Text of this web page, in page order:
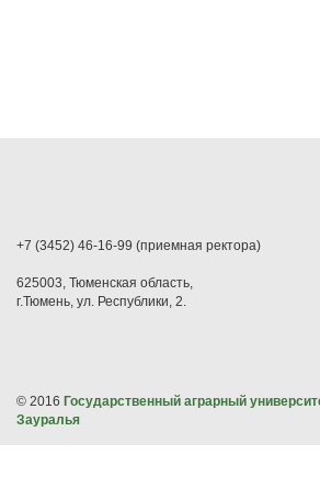
+7 (3452) 46-16-99 (приемная ректора)
625003, Тюменская область,
г.Тюмень, ул. Республики, 2.
© 2016 Государственный аграрный
Зауралья